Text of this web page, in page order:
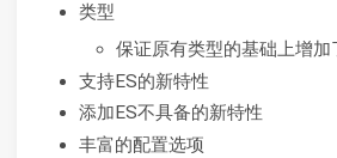
类型
保证原有类型的基础上增加
支持ES的新特性
添加ES不具备的新特性
丰富的配置选项